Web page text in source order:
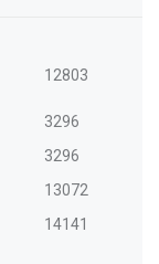
12803
3296
3296
13072
14141